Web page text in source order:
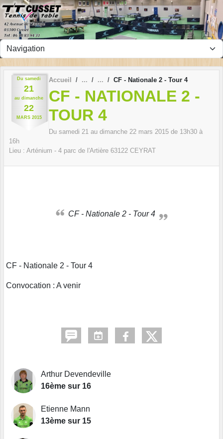
Du samedi
21
au dimanche
22
MARS 2015
Accueil CF - Nationale 2 - Tour 4
CF - NATIONALE 2 -
TOUR 4
Du samedi 21 au dimanche 22 mars 2015 de 13h30 à
16h
Lieu : Arténium - 4 parc de l'Artière 63122 CEYRAT
CF - Nationale 2 - Tour 4
CF - Nationale 2 - Tour 4
Convocation : A venir
Arthur Devendeville
16ème sur 16
Etienne Mann
13ème sur 15
Panneau de gestion des cookies